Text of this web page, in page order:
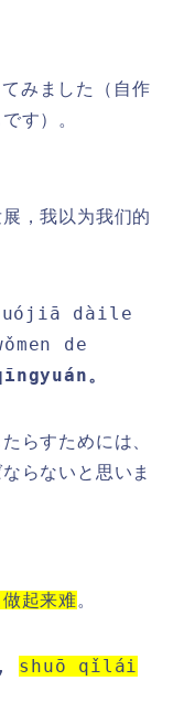
みました（自作
す）。
，我以为我们的
dàile
de
。
らすためには、
らないと思いま
起来难。
, shuō qǐlái